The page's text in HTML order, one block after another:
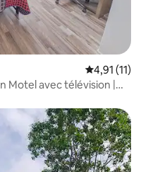
Note
4,91 (11)
Motel avec télévision |